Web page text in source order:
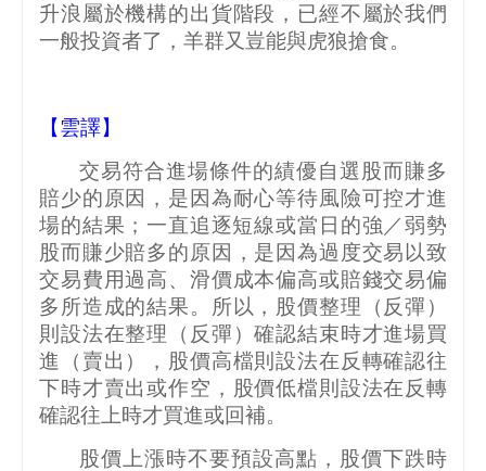
升浪屬於機構的出貨階段，已經不屬於我們
一般投資者了，羊群又豈能與虎狼搶食。
【雲譯】
交易符合進場條件的績優自選股而賺多
賠少的原因，是因為耐心等待風險可控才進
場的結果；一直追逐短線或當日的強／弱勢
股而賺少賠多的原因，是因為過度交易以致
交易費用過高、滑價成本偏高或賠錢交易偏
多所造成的結果。所以，股價整理（反彈）
則設法在整理（反彈）確認結束時才進場買
進（賣出），股價高檔則設法在反轉確認往
下時才賣出或作空，股價低檔則設法在反轉
確認往上時才買進或回補。
股價上漲時不要預設高點，股價下跌時